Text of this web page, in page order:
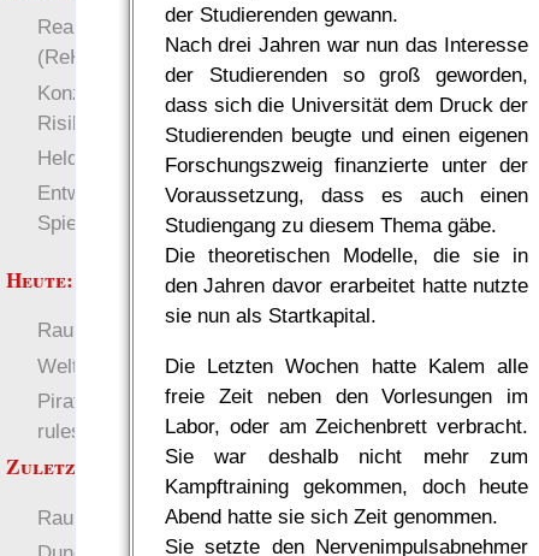
der Studierenden gewann.
Nach drei Jahren war nun das Interesse
der Studierenden so groß geworden,
dass sich die Universität dem Druck der
Studierenden beugte und einen eigenen
Forschungszweig finanzierte unter der
Voraussetzung, dass es auch einen
Studiengang zu diesem Thema gäbe.
Die theoretischen Modelle, die sie in
den Jahren davor erarbeitet hatte nutzte
sie nun als Startkapital.
Die Letzten Wochen hatte Kalem alle
freie Zeit neben den Vorlesungen im
Labor, oder am Zeichenbrett verbracht.
Sie war deshalb nicht mehr zum
Kampftraining gekommen, doch heute
Abend hatte sie sich Zeit genommen.
Sie setzte den Nervenimpulsabnehmer
Realistische Kämpfe
(ReKa)
Konzept für Schwächen:
Risiko
Heldendokument
Entwicklung von
Spielwelten
more
Heute:
RaumZeit
Deutsch
Welten
Pirate Party Flyerbook
rules
Zuletzt angezeigt:
RaumZeit